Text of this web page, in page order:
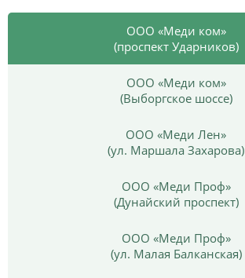
ООО «Меди ком»
(проспект Ударников)
ООО «Меди ком»
(Выборгское шоссе)
ООО «Меди Лен»
(ул. Маршала Захарова)
ООО «Меди Проф»
(Дунайский проспект)
ООО «Меди Проф»
(ул. Малая Балканская)